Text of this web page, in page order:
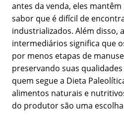
antes da venda, eles
sabor que é difícil de
industrializados. Além disso,
intermediários significa que
por menos etapas de
preservando suas
quem segue a Dieta
alimentos naturais e
do produtor são uma